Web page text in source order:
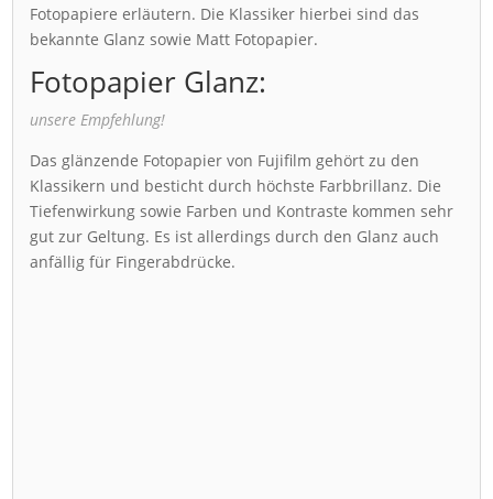
Fotopapiere erläutern. Die Klassiker hierbei sind das
bekannte Glanz sowie Matt Fotopapier.
Fotopapier Glanz:
unsere Empfehlung!
Das glänzende Fotopapier von Fujifilm gehört zu den
Klassikern und besticht durch höchste Farbbrillanz. Die
Tiefenwirkung sowie Farben und Kontraste kommen sehr
gut zur Geltung. Es ist allerdings durch den Glanz auch
anfällig für Fingerabdrücke.